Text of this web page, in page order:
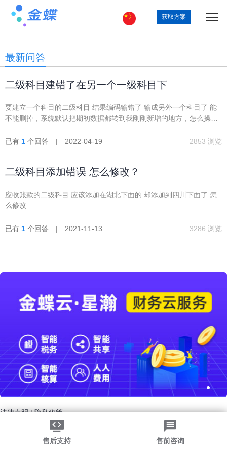
获取方案
售后支持 售前咨询
最新问答
二级科目建错了在另一个一级科目下
要建立一个科目的二级科目 结果编码输错了 输成另外一个科目了 能
不能删掉，系统默认把期初数据都转到我刚刚新增的地方，怎么操作
已有 1 个回答 | 2022-04-19 2853 浏览
二级科目添加错误 怎么修改？
应收账款的二级科目 应该添加在湖北下面的 却添加到四川下面了 怎
么修改
已有 1 个回答 | 2021-11-13 3286 浏览
法律声明 |隐私政策
©2026金蝶软件（中国）有限公司
粤ICP备05041751号
粤公网安备 44030502002324号